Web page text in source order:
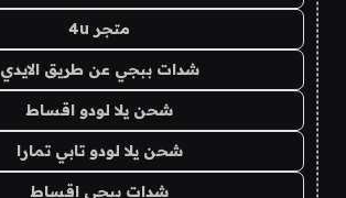
متجر 4u
شدات ببجي عن طريق الايدي
شحن يلا لودو اقساط
شحن يلا لودو تابي تمارا
شدات ببجي اقساط